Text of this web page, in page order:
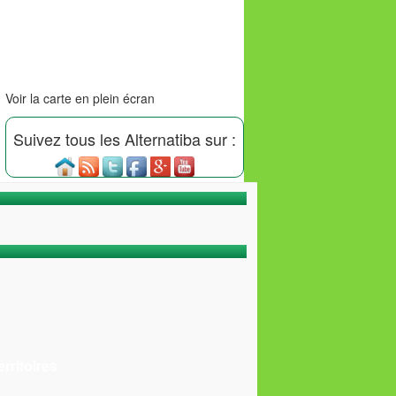
Voir la carte en plein écran
Suivez tous les Alternatiba sur :